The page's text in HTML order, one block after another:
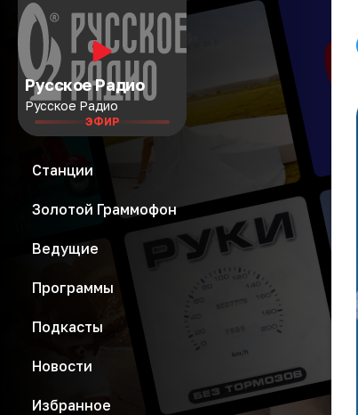
Русское Радио
Русское Радио
ЭФИР
Станции
Золотой Граммофон
Ведущие
Программы
Подкасты
Новости
Избранное